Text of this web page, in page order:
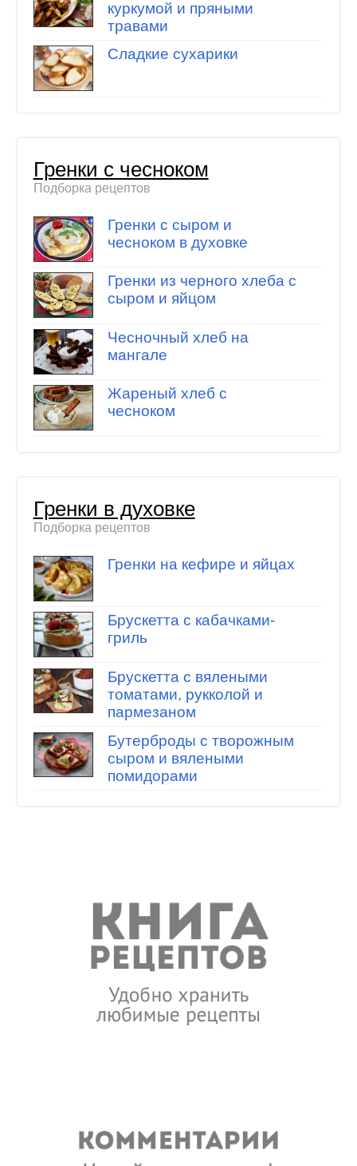
куркумой и пряными
травами
Сладкие сухарики
Гренки с чесноком
Подборка рецептов
Гренки с сыром и
чесноком в духовке
Гренки из черного хлеба с
сыром и яйцом
Чесночный хлеб на
мангале
Жареный хлеб с
чесноком
Гренки в духовке
Подборка рецептов
Гренки на кефире и яйцах
Брускетта с кабачками-
гриль
Брускетта с вялеными
томатами, рукколой и
пармезаном
Бутерброды с творожным
сыром и вялеными
помидорами